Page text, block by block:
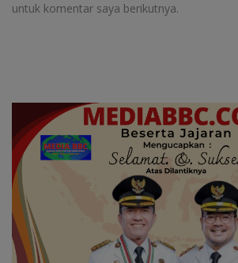
untuk komentar saya berikutnya.